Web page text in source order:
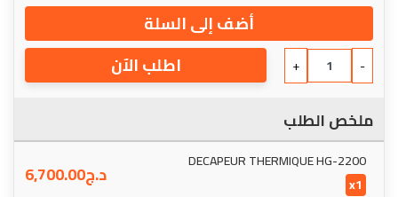
أضف إلى السلة
-
+ اطلب الآن
ملخص الطلب
DECAPEUR THERMIQUE HG-2200
x1
د.ج6,700.00